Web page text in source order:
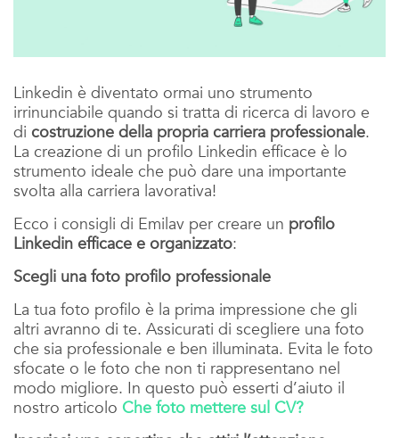
Linkedin è diventato ormai uno strumento
irrinunciabile quando si tratta di ricerca di lavoro e
di costruzione della propria carriera professionale.
La creazione di un profilo Linkedin efficace è lo
strumento ideale che può dare una importante
svolta alla carriera lavorativa!
Ecco i consigli di Emilav per creare un profilo
Linkedin efficace e organizzato:
Scegli una foto profilo professionale
La tua foto profilo è la prima impressione che gli
altri avranno di te. Assicurati di scegliere una foto
che sia professionale e ben illuminata. Evita le foto
sfocate o le foto che non ti rappresentano nel
modo migliore. In questo può esserti d’aiuto il
nostro articolo Che foto mettere sul CV?